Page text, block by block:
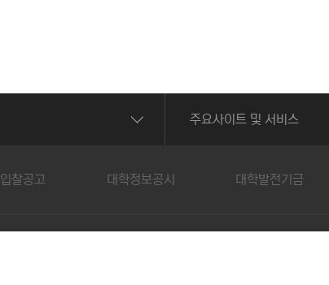
주요사이트 및 서비스
입찰공고 대학정보공시 대학발전기금